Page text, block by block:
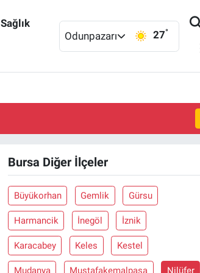
Sağlık
Odunpazarı 27°
Bursa Diğer İlçeler
Büyükorhan Gemlik Gürsu
Harmancik İnegöl İznik
Karacabey Keles Kestel
Mudanya Mustafakemalpaşa Nilüfer